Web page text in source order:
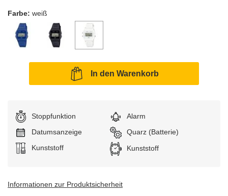
Farbe: weiß
In den Warenkorb
Stoppfunktion
Alarm
Datumsanzeige
Uhrwerk:
Quarz (Batterie)
Armband:
Kunststoff Gehäuse:
Kunststoff
Informationen zur Produktsicherheit